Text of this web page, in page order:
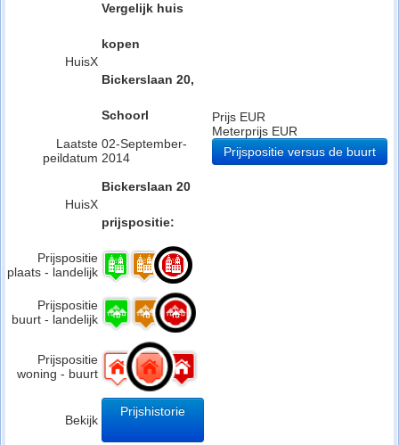
HuisX
Vergelijk huis
kopen
Bickerslaan 20,
Schoorl
Laatste
peildatum
02-September-
2014
HuisX
Bickerslaan 20
prijspositie:
Prijspositie
plaats - landelijk
Prijspositie
buurt - landelijk
Prijspositie
woning - buurt
Bekijk
Prijshistorie
Prijs EUR
Meterprijs EUR
Prijspositie versus de buurt